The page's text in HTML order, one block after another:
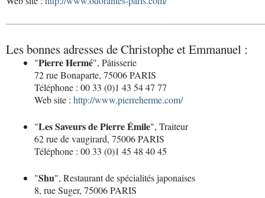
Les bonnes adresses de Christophe et Emmanuel :
"Pierre Hermé", Pâtisserie
72 rue Bonaparte, 75006 PARIS
Téléphone : 00 33 (0)1 43 54 47 77
Web site : http://www.pierreherme.com/
"Les Saveurs de Pierre Émile", Traiteur
62 rue de vaugirard, 75006 PARIS
Téléphone : 00 33 (0)1 45 48 40 45
"Shu", Restaurant de spécialités japonaises
8, rue Suger, 75006 PARIS